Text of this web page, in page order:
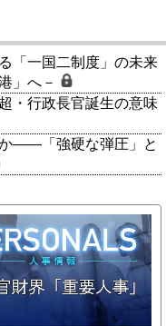
「一国二制度」の未来
」へ－
・行政長官誕生の意味
――「強硬な弾圧」と